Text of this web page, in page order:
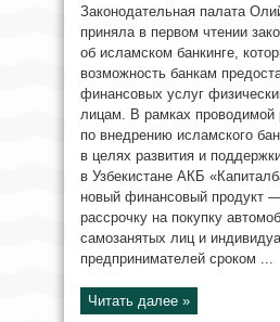
Законодательная палата
приняла в первом чтении
об исламском банкинге,
возможность банкам
финансовых услуг
лицам. В рамках проводимой
по внедрению исламского
в целях развития и
в Узбекистане АКБ
новый финансовый продукт
рассрочку на покупку
самозанятых лиц и
предпринимателей сроком ...
Читать далее »